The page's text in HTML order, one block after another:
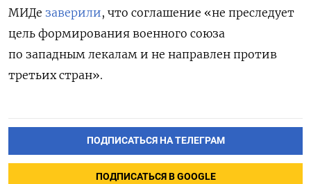
МИДе заверили, что соглашение «не преследует
цель формирования военного союза
по западным лекалам и не направлен против
третьих стран».
ПОДПИСАТЬСЯ НА ТЕЛЕГРАМ
ПОДПИСАТЬСЯ В GOOGLE